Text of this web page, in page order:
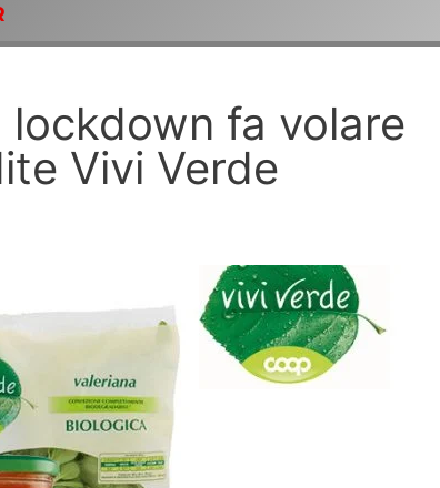
lockdown fa volare
Vivi Verde